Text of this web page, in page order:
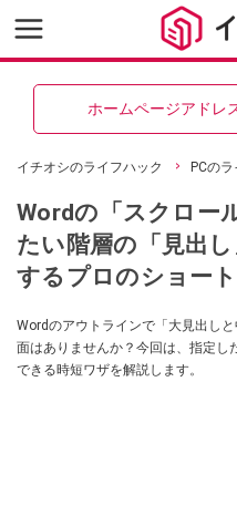
ホームページアドレ
イチオシのライフハック PCの
Wordの「スクロー
たい階層の「見出
するプロのショー
Wordのアウトラインで「大見出し
面はありませんか？今回は、指定し
できる時短ワザを解説します。